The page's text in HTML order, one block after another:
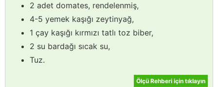
2 adet domates, rendelenmiş,
4-5 yemek kaşığı zeytinyağ,
1 çay kaşığı kırmızı tatlı toz biber,
2 su bardağı sıcak su,
Tuz.
Ölçü Rehberi için tıklayın